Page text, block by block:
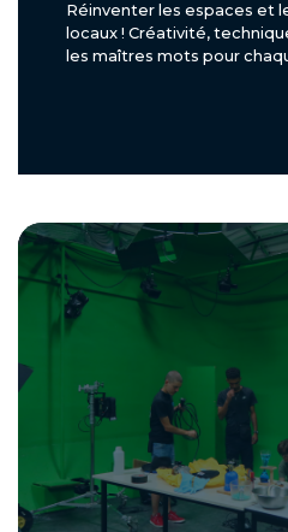
Réinventer les espaces et
locaux ! Créativité,
les maîtres mots pour